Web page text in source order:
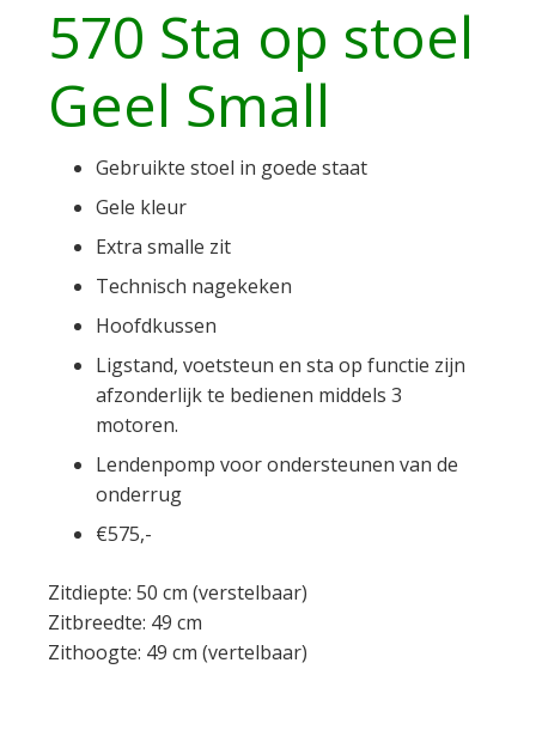
570 Sta op stoel
Geel Small
Gebruikte stoel in goede staat
Gele kleur
Extra smalle zit
Technisch nagekeken
Hoofdkussen
Ligstand, voetsteun en sta op functie zijn
afzonderlijk te bedienen middels 3
motoren.
Lendenpomp voor ondersteunen van de
onderrug
€575,-
Zitdiepte: 50 cm (verstelbaar)
Zitbreedte: 49 cm
Zithoogte: 49 cm (vertelbaar)